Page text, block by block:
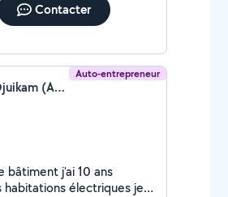
Contacter
Auto-entrepreneur
Brenda Lindsay Djuikam (ARNOLD ELEC)
bâtiment j'ai 10 ans
électriques je